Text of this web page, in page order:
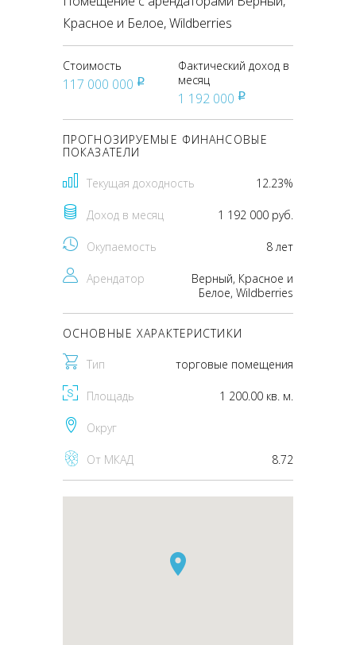
Красное и Белое, Wildberries
Стоимость
117 000 000 pуб
Фактический доход в
месяц
1 192 000 pуб
ПРОГНОЗИРУЕМЫЕ ФИНАНСОВЫЕ
ПОКАЗАТЕЛИ
Текущая доходность 12.23%
Доход в месяц 1 192 000 руб.
Окупаемость 8 лет
Арендатор
Верный, Красное и
Белое, Wildberries
ОСНОВНЫЕ ХАРАКТЕРИСТИКИ
Тип торговые помещения
Площадь 1 200.00 кв. м.
Округ
От МКАД 8.72